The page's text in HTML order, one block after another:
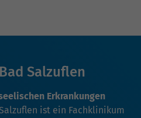
Salzuflen
Erkrankungen
ist ein Fachklinikum